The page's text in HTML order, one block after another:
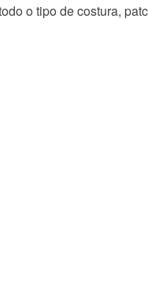
o tipo de costura,